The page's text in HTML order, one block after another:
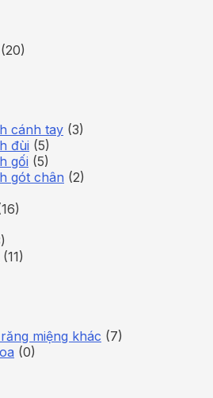
(20)
cánh tay (3)
đùi (5)
gối (5)
gót chân (2)
(11)
miệng khác (7)
(0)